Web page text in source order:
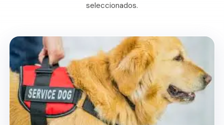
seleccionados.
Oferta Destacada